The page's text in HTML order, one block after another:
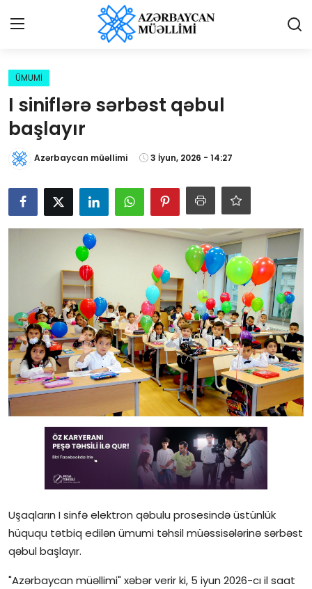
Qəzetə elan ver
Əlaqə
Reklam və elan
Bütün xəbərlər
Gündəlik
Rəsmi
Təhsil
Müsahibə
Elm və innovasiya
Reportaj
Pedaqogika
Regionlar
ÜMUMİ
I siniflərə sərbəst qəbul
başlayır
Azərbaycan müəllimi 3 İyun, 2026 - 14:27
Uşaqların I sinfə elektron qəbulu prosesində üstünlük
hüququ tətbiq edilən ümumi təhsil müəssisələrinə sərbəst
qəbul başlayır.
"Azərbaycan müəllimi" xəbər verir ki, 5 iyun 2026-cı il saat